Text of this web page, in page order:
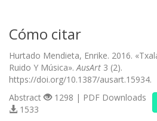
Cómo citar
Hurtado Mendieta, Enrike. 2016.
Ruido Y Música». AusArt 3 (2).
https://doi.org/10.1387/ausart.15934.
Abstract
1298 | PDF Downloads
1533